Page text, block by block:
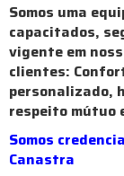
Somos uma
capacitados,
vigente em
clientes:
personalizado,
respeito mútuo
Somos
Canastra